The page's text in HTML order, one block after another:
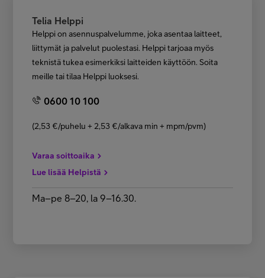
Telia Helppi
Helppi on asennuspalvelumme, joka asentaa laitteet,
liittymät ja palvelut puolestasi. Helppi tarjoaa myös
teknistä tukea esimerkiksi laitteiden käyttöön. Soita
meille tai tilaa Helppi luoksesi.
0600 10 100
(2,53 €/puhelu + 2,53 €/alkava min + mpm/pvm)
Varaa soittoaika
Lue lisää Helpistä
Ma–pe 8–20, la 9–16.30.